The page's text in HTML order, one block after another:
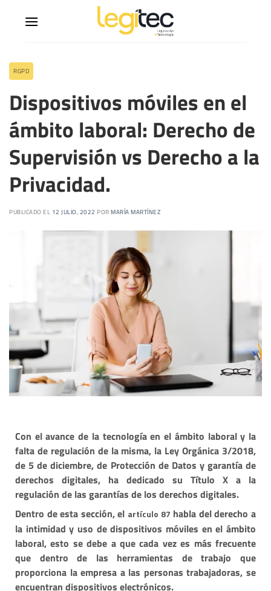
RGPD
Dispositivos móviles en el
ámbito laboral: Derecho de
Supervisión vs Derecho a la
Privacidad.
PUBLICADO EL 12 JULIO, 2022 POR MARÍA MARTÍNEZ
Con el avance de la tecnología en el ámbito laboral y la
falta de regulación de la misma, la Ley Orgánica 3/2018,
de 5 de diciembre, de Protección de Datos y garantía de
derechos digitales, ha dedicado su Título X a la
regulación de las garantías de los derechos digitales.
Dentro de esta sección, el artículo 87 habla del derecho a
la intimidad y uso de dispositivos móviles en el ámbito
laboral, esto se debe a que cada vez es más frecuente
que dentro de las herramientas de trabajo que
proporciona la empresa a las personas trabajadoras, se
encuentran dispositivos electrónicos.